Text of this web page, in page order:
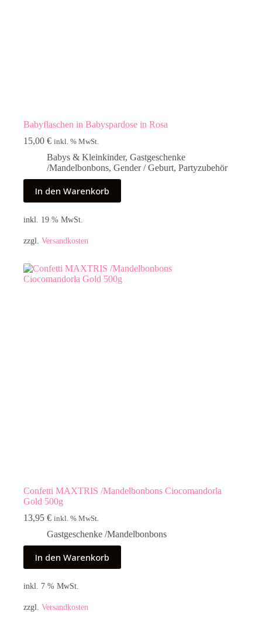
Babyflaschen in Babyspardose in Rosa
15,00 € inkl. % MwSt.
Babys & Kleinkinder, Gastgeschenke
/Mandelbonbons, Gender / Geburt, Partyzubehör
In den Warenkorb
inkl. 19 % MwSt.
zzgl. Versandkosten
Confetti MAXTRIS /Mandelbonbons Ciocomandorla
Gold 500g
13,95 € inkl. % MwSt.
Gastgeschenke /Mandelbonbons
In den Warenkorb
inkl. 7 % MwSt.
zzgl. Versandkosten